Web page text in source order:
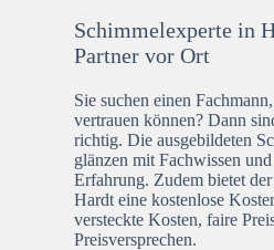
Schimmelexperte in
Partner vor Ort
Sie suchen einen
vertrauen können? Dann
richtig. Die ausgebildeten
glänzen mit Fachwissen
Erfahrung. Zudem bietet
Hardt eine kostenlose
versteckte Kosten, faire
Preisversprechen.